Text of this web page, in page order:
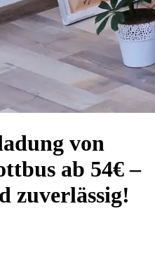
von
ab 54€ –
zuverlässig!